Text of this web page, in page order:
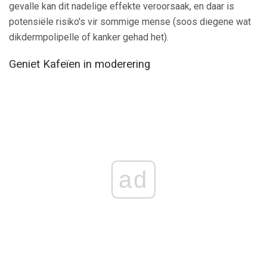
gevalle kan dit nadelige effekte veroorsaak, en daar is
potensiële risiko's vir sommige mense (soos diegene wat
dikdermpolipelle of kanker gehad het).
Geniet Kafeïen in moderering
ad